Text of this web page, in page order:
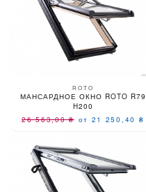
ROTO
МАНСАРДНОЕ ОКНО ROTO R79
H200
26 563,00₴ от 21 250,40 ₴